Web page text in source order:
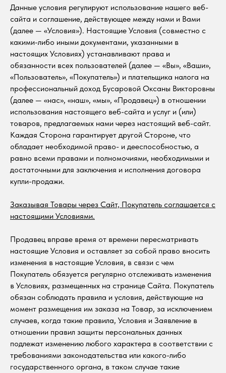
Данные условия регулируют использование нашего веб-
сайта и соглашение, действующее между нами и Вами
(далее — «Условия»). Настоящие Условия (совместно с
какими-либо иными документами, указанными в
настоящих Условиях) устанавливают права и
обязанности всех пользователей (далее — «Вы», «Ваши»,
«Пользователь», «Покупатель») и плательщика налога на
профессиональный доход Бусаровой Оксаны Викторовны
(далее — «нас», «наш», «мы», «Продавец») в отношении
использования настоящего веб-сайта и услуг и (или)
товаров, предлагаемых нами через настоящий веб-сайт.
Каждая Сторона гарантирует другой Стороне, что
обладает необходимой право- и дееспособностью, а
равно всеми правами и полномочиями, необходимыми и
достаточными для заключения и исполнения договора
купли-продажи.
Заказывая Товары через Сайт, Покупатель соглашается с
настоящими Условиями.
Продавец вправе время от времени пересматривать
настоящие Условия и оставляет за собой право вносить
изменения в настоящие Условия, в связи с чем
Покупатель обязуется регулярно отслеживать изменения
в Условиях, размещенных на странице Сайта. Покупатель
обязан соблюдать правила и условия, действующие на
момент размещения им заказа на Товар, за исключением
случаев, когда такие правила, Условия и Заявление в
отношении правил защиты персональных данных
подлежат изменению любого характера в соответствии с
требованиями законодательства или какого-либо
государственного органа, в таком случае такие